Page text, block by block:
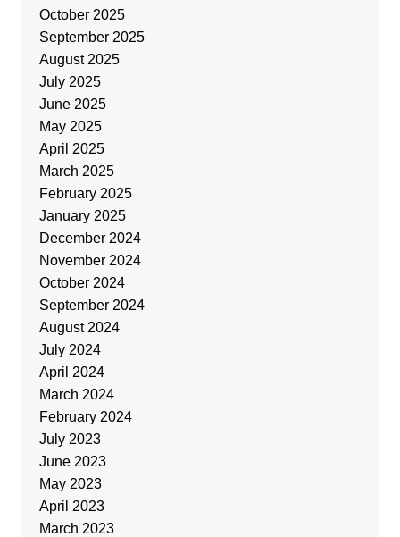
October 2025
September 2025
August 2025
July 2025
June 2025
May 2025
April 2025
March 2025
February 2025
January 2025
December 2024
November 2024
October 2024
September 2024
August 2024
July 2024
April 2024
March 2024
February 2024
July 2023
June 2023
May 2023
April 2023
March 2023